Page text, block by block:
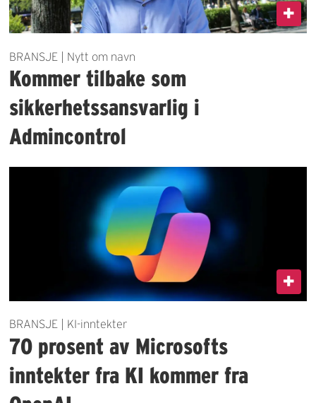
BRANSJE | Nytt om navn
Kommer tilbake som
sikkerhetssansvarlig i
Admincontrol
BRANSJE | KI-inntekter
70 prosent av Microsofts
inntekter fra KI kommer fra